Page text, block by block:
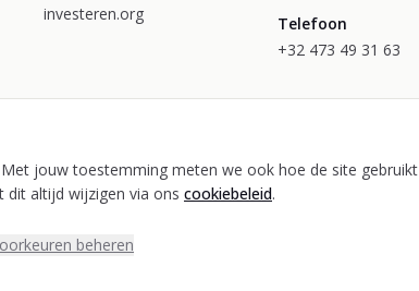
investeren.org
Telefoon
+32 473 49 31 63
|Disclaimer |Cookie Beleid |Cookievoorkeuren
Alle rechten voorbehouden.
enige garantie in crypto is het risico.
jouw toestemming meten we ook hoe de site gebruikt
dit altijd wijzigen via ons cookiebeleid.
beheren